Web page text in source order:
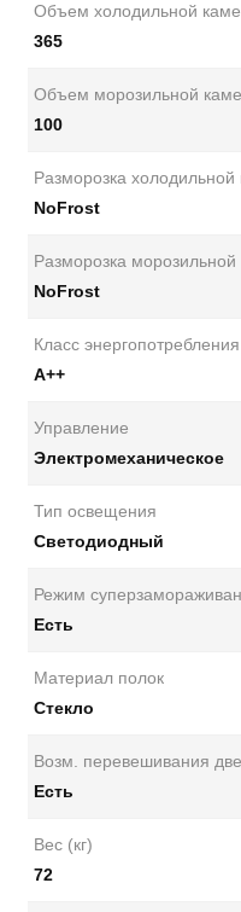
Объем холодильной
365
Объем морозильной
100
Разморозка
NoFrost
Разморозка
NoFrost
Класс энергопотребления
А++
Управление
Электромеханическое
Тип освещения
Светодиодный
Режим
Есть
Материал полок
Стекло
Возм. перевешивания
Есть
Вес (кг)
72